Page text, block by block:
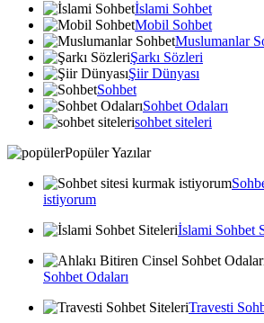
İslami Sohbet
Mobil Sohbet
Muslumanlar
Şarkı Sözleri
Şiir Dünyası
Sohbet
Sohbet Odaları
sohbet siteleri
Popüler Yazılar
istiyorum
İslami Sohbet
Sohbet Odaları
Travesti